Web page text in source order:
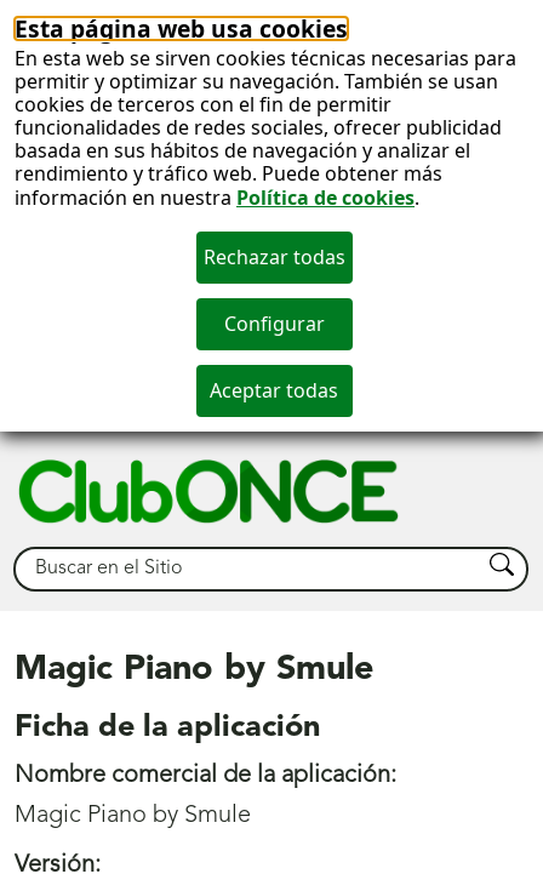
Esta página web usa cookies
En esta web se sirven cookies técnicas necesarias para
permitir y optimizar su navegación. También se usan
cookies de terceros con el fin de permitir
funcionalidades de redes sociales, ofrecer publicidad
basada en sus hábitos de navegación y analizar el
rendimiento y tráfico web. Puede obtener más
información en nuestra Política de cookies.
Buscar Buscar
Magic Piano by Smule
Ficha de la aplicación
Nombre comercial de la aplicación:
Magic Piano by Smule
Versión: